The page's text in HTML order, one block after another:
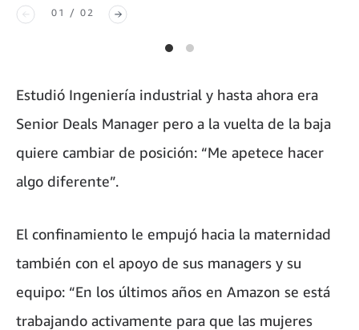
01 / 02
Estudió Ingeniería industrial y hasta ahora era
Senior Deals Manager pero a la vuelta de la baja
quiere cambiar de posición: “Me apetece hacer
algo diferente”.
El confinamiento le empujó hacia la maternidad
también con el apoyo de sus managers y su
equipo: “En los últimos años en Amazon se está
trabajando activamente para que las mujeres